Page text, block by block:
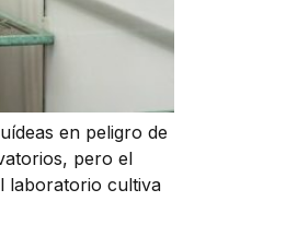
en peligro de
pero el
laboratorio cultiva